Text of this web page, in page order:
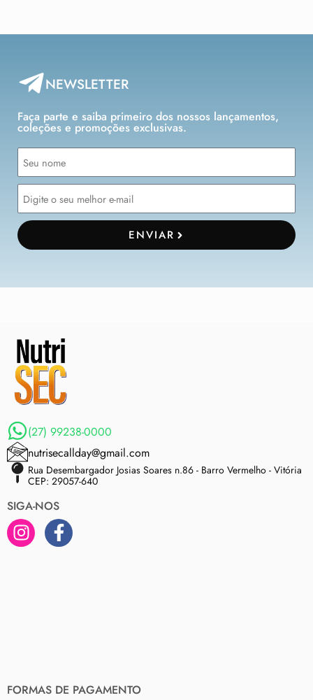
NEWSLETTER
Faça parte e saiba primeiro dos nossos lançamentos,
coleções e promoções exclusivas.
ENVIAR
(27) 99238-0000
nutrisecallday@gmail.com
Rua Desembargador Josias Soares n.86 - Barro Vermelho - Vitória
CEP: 29057-640
SIGA-NOS
FORMAS DE PAGAMENTO